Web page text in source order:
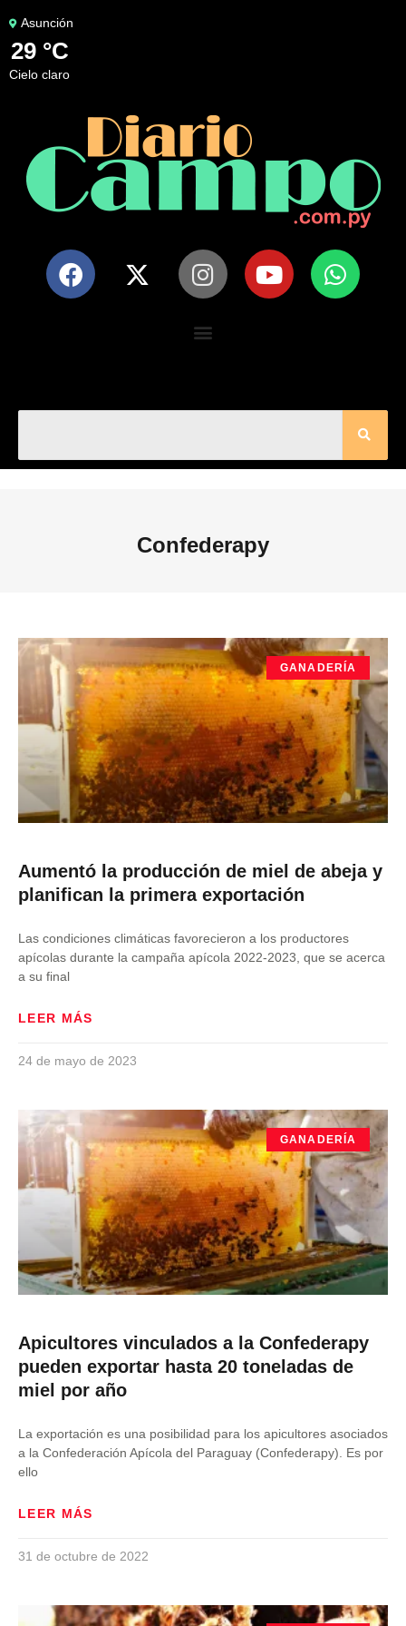
Asunción
29 °C
cielo claro
Confederapy
GANADERÍA
Aumentó la producción de miel de abeja y
planifican la primera exportación
Las condiciones climáticas favorecieron a los productores
apícolas durante la campaña apícola 2022-2023, que se acerca
a su final
LEER MÁS
24 de mayo de 2023
GANADERÍA
Apicultores vinculados a la Confederapy
pueden exportar hasta 20 toneladas de
miel por año
La exportación es una posibilidad para los apicultores asociados
a la Confederación Apícola del Paraguay (Confederapy). Es por
ello
LEER MÁS
31 de octubre de 2022